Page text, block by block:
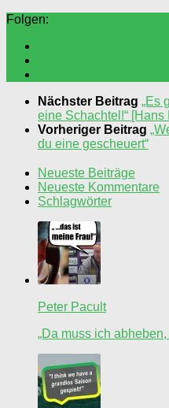
Folgen:
Nächster Beitrag „Es
eine Schachtel!“ [Hans
Vorheriger Beitrag
du eine gescheuert“
Neueste Beiträge
Neueste Kommentare
Schlagwörter
Peter Pacult
„Da muss ich